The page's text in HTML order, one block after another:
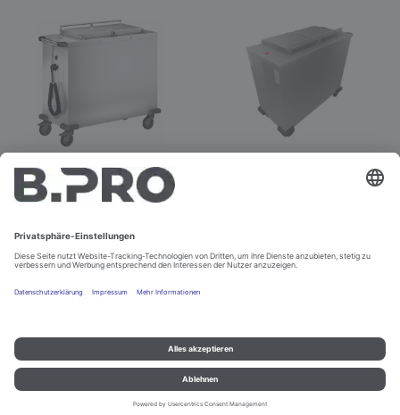
2 SHVS 26
Impressum und Datenschutz Kontakt
Rechtliche Hinweise
© B.PRO Catering Solutions 2022